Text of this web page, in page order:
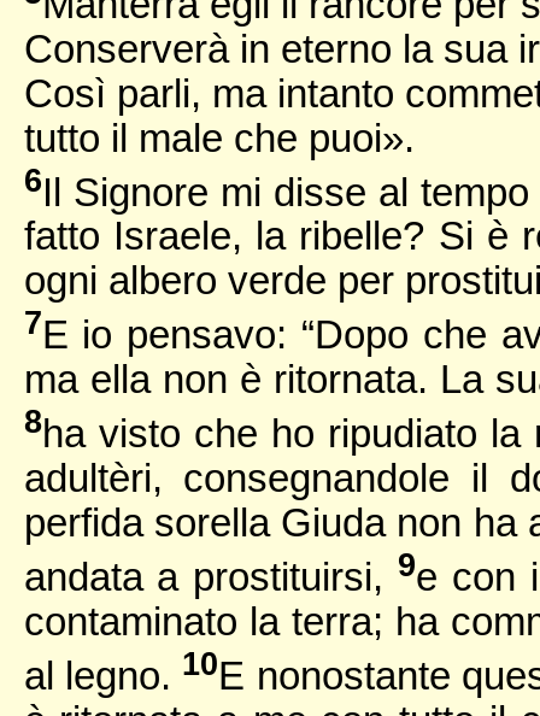
Conserverà in eterno la sua
Così parli, ma intanto
tutto il male che puoi».
6Il Signore mi disse al
fatto Israele, la ribelle? Si è
ogni albero verde per
7E io pensavo: “Dopo che
ma ella non è ritornata. La
8ha visto che ho ripudiato la
adultèri, consegnandole il
perfida sorella Giuda non ha
andata a prostituirsi, 9e con
contaminato la terra; ha
al legno. 10E nonostante